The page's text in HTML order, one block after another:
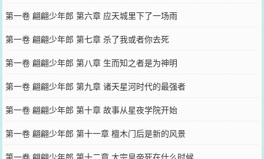
第一卷 翩翩少年郎 第六章 应天城里下了一场雨
第一卷 翩翩少年郎 第七章 杀了我或者你去死
第一卷 翩翩少年郎 第八章 生而知之者是为神明
第一卷 翩翩少年郎 第九章 诸天星河时代的最强者
第一卷 翩翩少年郎 第十章 故事从星夜学院开始
第一卷 翩翩少年郎 第十一章 檀木门后是新的风景
第一卷 翩翩少年郎 第十二章 太宗皇帝死在什么时候